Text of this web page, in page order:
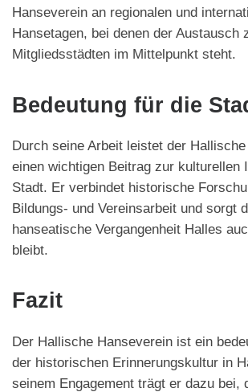
Hanseverein an regionalen und
Hansetagen, bei denen der Austausch
Mitgliedsstädten im Mittelpunkt steht.
Bedeutung für die
Durch seine Arbeit leistet der
einen wichtigen Beitrag zur kulturellen
Stadt. Er verbindet historische
Bildungs- und Vereinsarbeit und sorgt
hanseatische Vergangenheit Halles
bleibt.
Fazit
Der Hallische Hanseverein ist ein
der historischen Erinnerungskultur in
seinem Engagement trägt er dazu bei,